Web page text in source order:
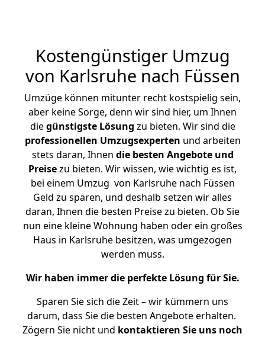
Kostengünstiger Umzug
von Karlsruhe nach Füssen
Umzüge können mitunter recht kostspielig sein,
aber keine Sorge, denn wir sind hier, um Ihnen
diegünstigste Lösung zu bieten. Wir sind die
professionellen Umzugsexperten und arbeiten
stets daran, Ihnen die besten Angebote und
Preisezu bieten. Wir wissen, wie wichtig es ist,
bei einem Umzug von Karlsruhe nach Füssen
Geld zu sparen, und deshalb setzen wir alles
daran, Ihnen die besten Preise zu bieten. Ob Sie
nun eine kleine Wohnung haben oder ein großes
Haus in Karlsruhe besitzen, was umgezogen
werden muss.
Wir haben immer die perfekte Lösung für Sie.
Sparen Sie sich die Zeit – wir kümmern uns
darum, dass Sie die besten Angebote erhalten.
Zögern Sie nicht und kontaktieren Sie uns noch